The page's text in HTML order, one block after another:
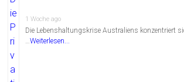
1 Woche ago
Die Lebenshaltungskrise Australiens konzentriert
…Weiterlesen...